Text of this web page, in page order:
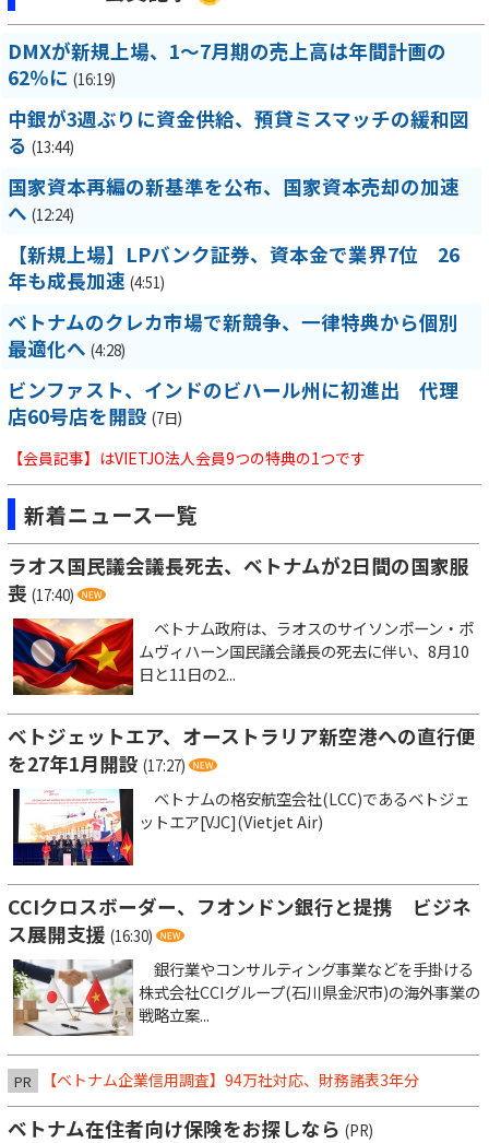
DMXが新規上場、1～7月期の売上高は年間計画の
62％に (16:19)
中銀が3週ぶりに資金供給、預貸ミスマッチの緩和図
る (13:44)
国家資本再編の新基準を公布、国家資本売却の加速
へ (12:24)
【新規上場】LPバンク証券、資本金で業界7位 26
年も成長加速 (4:51)
ベトナムのクレカ市場で新競争、一律特典から個別
最適化へ (4:28)
ビンファスト、インドのビハール州に初進出 代理
店60号店を開設 (7日)
【会員記事】はVIETJO法人会員9つの特典の1つです
新着ニュース一覧
ラオス国民議会議長死去、ベトナムが2日間の国家服
喪 (17:40)
ベトナム政府は、ラオスのサイソンポーン・ポ
ムヴィハーン国民議会議長の死去に伴い、8月10
日と11日の2...
ベトジェットエア、オーストラリア新空港への直行便
を27年1月開設 (17:27)
ベトナムの格安航空会社(LCC)であるベトジェ
ットエア[VJC](Vietjet Air)
CCIクロスボーダー、フオンドン銀行と提携 ビジネ
ス展開支援 (16:30)
銀行業やコンサルティング事業などを手掛ける
株式会社CCIグループ(石川県金沢市)の海外事業の
戦略立案...
PR 【ベトナム企業信用調査】94万社対応、財務諸表3年分
ベトナム在住者向け保険をお探しなら (PR)